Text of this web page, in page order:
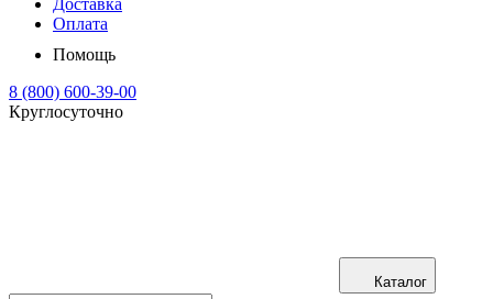
Доставка
Оплата
Помощь
8 (800) 600-39-00
Круглосуточно
Каталог